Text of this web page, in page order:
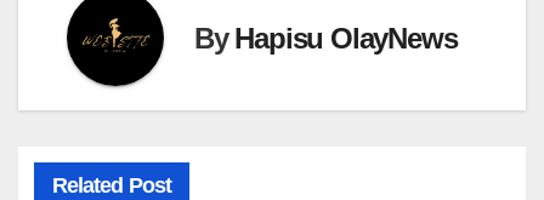
ByHapisu OlayNews
Related Post